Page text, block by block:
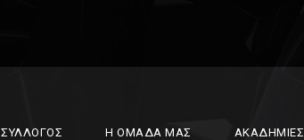
ΣΎΛΛΟΓΟΣ Η ΟΜΆΔΑ ΜΑΣ ΑΚΑΔΗΜΊΕΣ